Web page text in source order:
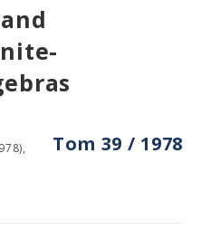
Tom 39 / 1978